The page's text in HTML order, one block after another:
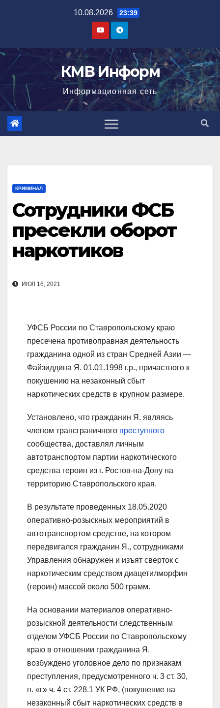
10.08.2026 23:39
КМВ Информ
Информационная сеть
КРИМИНАЛ
Сотрудники ФСБ
пресекли оборот
наркотиков
ИЮЛ 16, 2021
УФСБ России по Ставропольскому краю
пресечена противоправная деятельность
гражданина одной из стран Средней Азии —
Файзиддина Я. 01.01.1998 г.р., причастного к
покушению на незаконный сбыт
наркотических средств в крупном размере.
Установлено, что гражданин Я. являясь
членом трансграничного преступного
сообщества, доставлял личным
автотранспортом партии наркотического
средства героин из г. Ростов-на-Дону на
территорию Ставропольского края.
В результате проведенных 18.05.2020
оперативно-розыскных мероприятий в
автотранспортом средстве, на котором
передвигался гражданин Я., сотрудниками
Управления обнаружен и изъят сверток с
наркотическим средством диацетилморфин
(героин) массой около 500 грамм.
На основании материалов оперативно-
розыскной деятельности следственным
отделом УФСБ России по Ставропольскому
краю в отношении гражданина Я.
возбуждено уголовное дело по признакам
преступления, предусмотренного ч. 3 ст. 30,
п. «г» ч. 4 ст. 228.1 УК РФ, (покушение на
незаконный сбыт наркотических средств в